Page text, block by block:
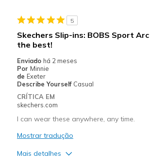
Casual Wear
Travel
Width
Feels true to width
Sizing
View On Shoes
5
Skechers Slip-ins: BOBS Sport
the best!
Enviado há 2 meses
Por Minnie
de Exeter
Describe Yourself Casual
CRÍTICA EM
skechers.com
I can wear these anywhere, any time.
Mostrar tradução
Mais detalhes